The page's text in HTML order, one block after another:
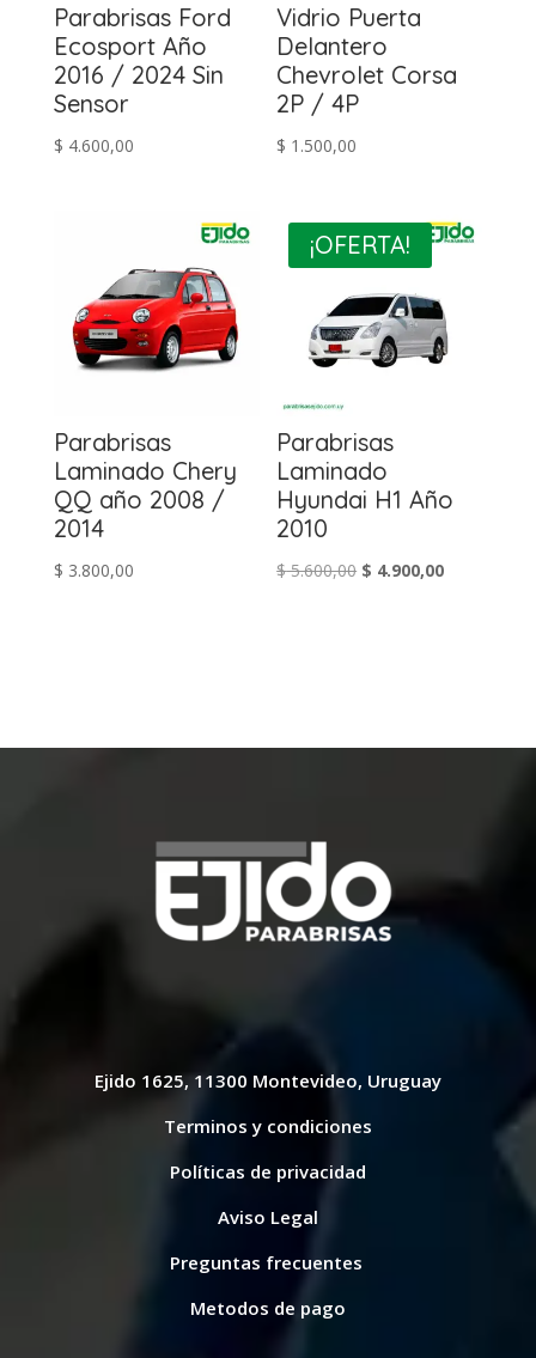
Parabrisas Ford
Ecosport Año
2016 / 2024 Sin
Sensor
$ 4.600,00
Vidrio Puerta
Delantero
Chevrolet Corsa
2P / 4P
$ 1.500,00
Parabrisas
Laminado Chery
QQ año 2008 /
2014
$ 3.800,00
¡OFERTA!
Parabrisas
Laminado
Hyundai H1 Año
2010
$5.600,00 El
$ 4.900,00El
Ejido 1625, 11300 Montevideo, Uruguay
Terminos y condiciones
Políticas de privacidad
Aviso Legal
Preguntas frecuentes
Metodos de pago